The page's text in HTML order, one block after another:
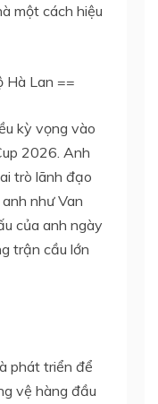
một cách hiệu
Hà Lan ==
kỳ vọng vào
2026. Anh
trò lãnh đạo
như Van
của anh ngày
trận cầu lớn
phát triển để
vệ hàng đầu